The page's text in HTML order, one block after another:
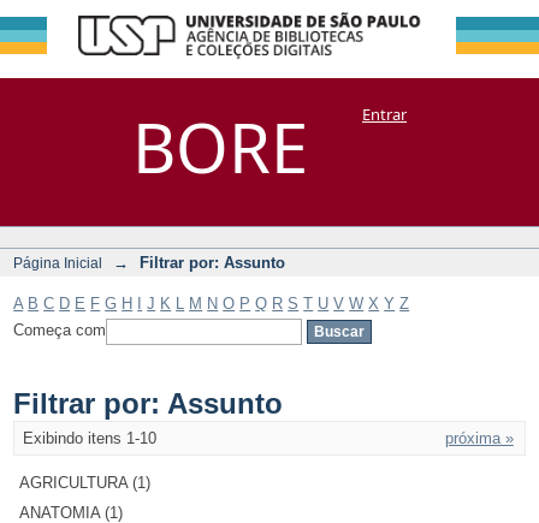
BORE
Filtrar por:
Assunto
DSpace/Manakin + CoriscoEntrar
Página Inicial → Filtrar por: Assunto
A B C D E F G H J K M N O P Q R S T U V W X Y Z
Começa com
Filtrar por: Assunto
Exibindo itens 1-10 próxima »
AGRICULTURA (1)
ANATOMIA (1)